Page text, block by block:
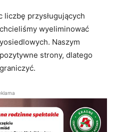
liczbę przysługujących
wyeliminować
Naszym
strony, dlatego